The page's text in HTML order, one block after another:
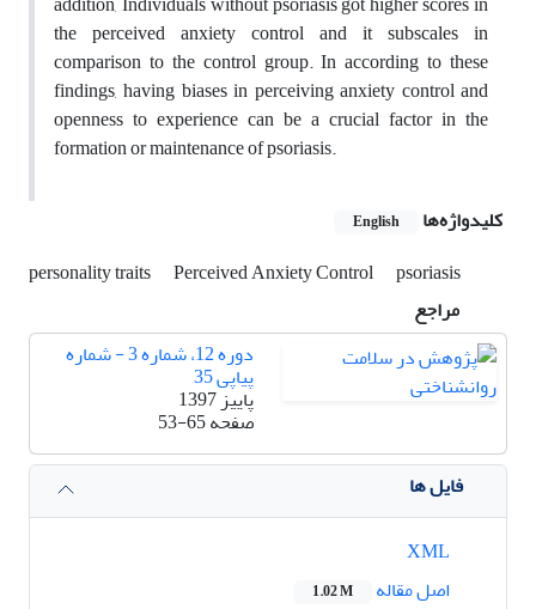
the perceived anxiety control and it subscales in
comparison to the control group. In according to these
findings, having biases in perceiving anxiety control and
openness to experience can be a crucial factor in the
formation or maintenance of psoriasis.
کلیدواژه‌ها
English
personality traits Perceived Anxiety Control
psoriasis
مراجع
دوره 12، شماره 3 - شماره
پیاپی 35
پاییز 1397
صفحه53-65
فایل ها
اصل مقاله
1.02 M